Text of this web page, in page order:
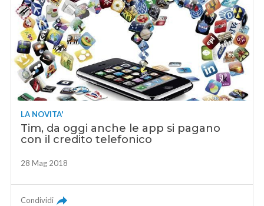
LA NOVITA'
Tim, da oggi anche le app si pagano
con il credito telefonico
28 Mag 2018
Condividi